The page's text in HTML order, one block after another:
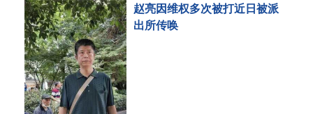
赵亮因维权多次被打近日被派
出所传唤